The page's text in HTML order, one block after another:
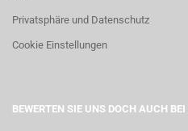
Privatsphäre und Datenschutz
Cookie Einstellungen
BEWERTEN SIE UNS DOCH AUCH